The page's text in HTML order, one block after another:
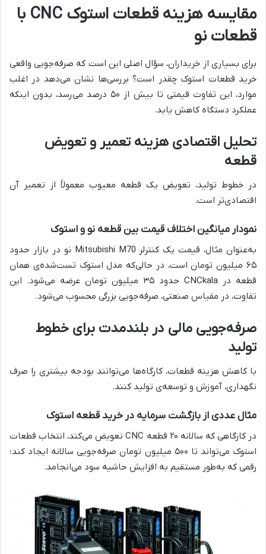
مقایسه هزینه قطعات استوک CNC با
قطعات نو
برای بسیاری از خریداران، سؤال اصلی این است که صرفه‌جویی واقعی
خرید قطعات استوک چقدر است؟ بررسی‌ها نشان می‌دهد در اغلب
موارد، این تفاوت قیمتی تا بیش از ۵۰ درصد می‌رسد، بدون اینکه
عملکرد دستگاه کاهش یابد.
تحلیل اقتصادی هزینه تعمیر و تعویض
قطعه
در خطوط تولید، تعویض یک قطعه معیوب معمولاً از تعمیر آن
اقتصادی‌تر است.
نمودار میانگین اختلاف قیمت بین قطعه نو و استوک
به‌عنوان مثال، قیمت یک کنترلر Mitsubishi M70 نو در بازار حدود
۶۵ میلیون تومان است، در حالی‌که مدل استوک تست‌شده‌ی همان
قطعه در CNCkala حدود ۳۵ میلیون تومان عرضه می‌شود. این
تفاوت، در مقیاس صنعتی، صرفه‌جویی بزرگی محسوب می‌شود.
صرفه‌جویی مالی در بلندمدت برای خطوط
تولید
با کاهش هزینه قطعات، کارگاه‌ها می‌توانند بودجه بیشتری را صرف
نگهداری، آموزش و توسعه‌ی تولید کنند.
مثال عددی از بازگشت سرمایه در خرید قطعه استوک
در کارگاهی که سالانه ۲۰ قطعه CNC تعویض می‌کند، انتخاب قطعات
استوک می‌تواند تا ۵۰۰ میلیون تومان صرفه‌جویی سالانه ایجاد کند؛
رقمی که به‌طور مستقیم به افزایش حاشیه سود می‌انجامد.